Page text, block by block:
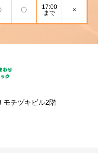
〇
17:00
まで
×
モチヅキビル2階